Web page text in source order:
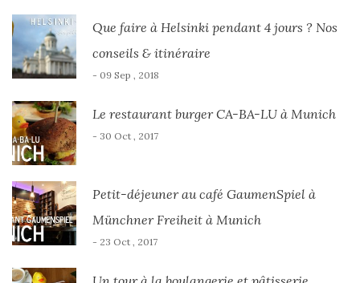
Que faire à Helsinki pendant 4 jours ? Nos
conseils & itinéraire
- 09 Sep , 2018
Le restaurant burger CA-BA-LU à Munich
- 30 Oct , 2017
Petit-déjeuner au café GaumenSpiel à
Münchner Freiheit à Munich
- 23 Oct , 2017